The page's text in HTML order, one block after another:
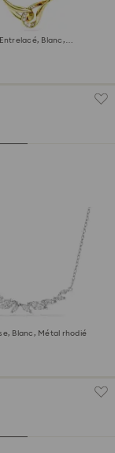
Classica
Blanc,
Blanc, Métal rhodié